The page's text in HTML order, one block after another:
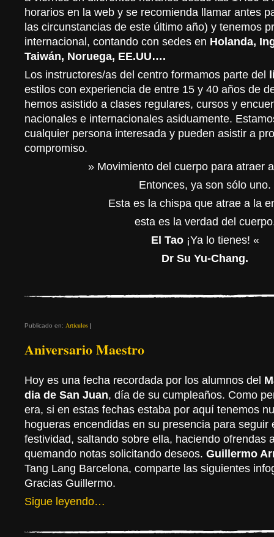
horarios en la web y se recomienda llamar antes
las circunstancias de este último año) y tenemos
internacional, contando con sedes en Holanda,
Taiwán, Noruega, EE.UU….
Los instructores/as del centro formamos parte del
estilos con experiencia de entre 15 y 40 años de
hemos asistido a clases regulares, cursos y
nacionales e internacionales asiduamente.
cualquier persona interesada y pueden asistir a
compromiso.
» Movimiento del cuerpo para atraer
Entonces, ya son sólo uno.
Esta es la chispa que atrae a la
esta es la verdad del
El Tao¡Ya lo tienes! «
Dr Su Yu-Chang.
Publicado en: Artículos |
Aniversario Maestro
Hoy es una fecha recordada por los alumnos del
dia de San Juan, día de su cumpleaños. Como
era, si en estas fechas estaba por aquí tenemos
hogueras encendidas en su presencia para seguir
festividad, saltando sobre ella, haciendo ofrendas
quemando notas solicitando deseos. Guillermo
Tang Lang Barcelona, comparte las siguientes
Gracias Guillermo.
Sigue leyendo…